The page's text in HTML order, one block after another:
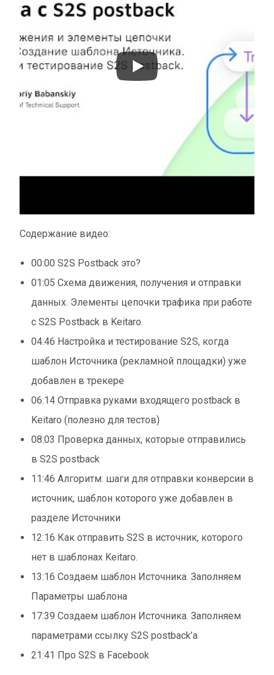
Содержание видео:
00:00 S2S Postback это?
01:05 Схема движения, получения и отправки
данных. Элементы цепочки трафика при работе
с S2S Postback в Keitaro.
04:46 Настройка и тестирование S2S, когда
шаблон Источника (рекламной площадки) уже
добавлен в трекере
06:14 Отправка руками входящего postback в
Keitaro (полезно для тестов)
08:03 Проверка данных, которые отправились
в S2S postback
11:46 Алгоритм: шаги для отправки конверсии в
источник, шаблон которого уже добавлен в
разделе Источники
12:16 Как отправить S2S в источник, которого
нет в шаблонах Keitaro.
13:16 Создаем шаблон Источника. Заполняем
Параметры шаблона
17:39 Создаем шаблон Источника. Заполняем
параметрами ссылку S2S postback’a
21:41 Про S2S в Facebook